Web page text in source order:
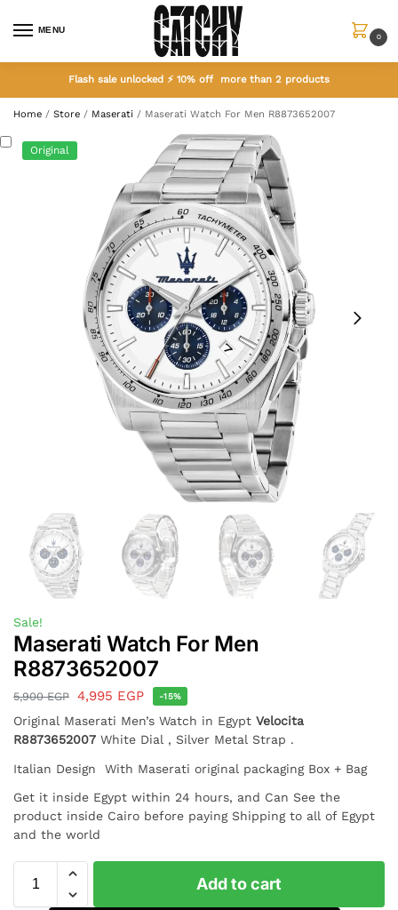
MENU
0
Flash sale unlocked ⚡ 10% off more than 2 products
Home / Store / Maserati / Maserati Watch For Men R8873652007
Original
Sale!
Maserati Watch For Men
R8873652007
5,900EGP 4,995 EGP -15%
Original Maserati Men’s Watch in Egypt Velocita
R8873652007 White Dial , Silver Metal Strap .
Italian Design With Maserati original packaging Box + Bag
Get it inside Egypt within 24 hours, and Can See the
product inside Cairo before paying Shipping to all of Egypt
and the world
Add to cart